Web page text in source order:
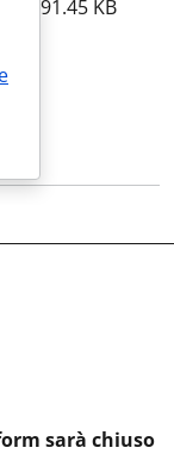
91.45 KB
sarà chiuso